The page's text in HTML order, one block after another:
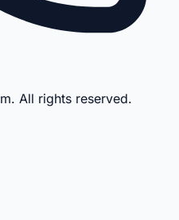
All rights reserved.